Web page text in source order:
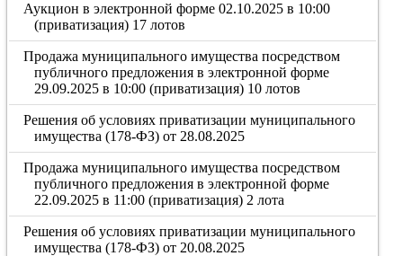
Аукцион в электронной форме 02.10.2025 в 10:00
(приватизация) 17 лотов
Продажа муниципального имущества посредством
публичного предложения в электронной форме
29.09.2025 в 10:00 (приватизация) 10 лотов
Решения об условиях приватизации муниципального
имущества (178-ФЗ) от 28.08.2025
Продажа муниципального имущества посредством
публичного предложения в электронной форме
22.09.2025 в 11:00 (приватизация) 2 лота
Решения об условиях приватизации муниципального
имущества (178-ФЗ) от 20.08.2025